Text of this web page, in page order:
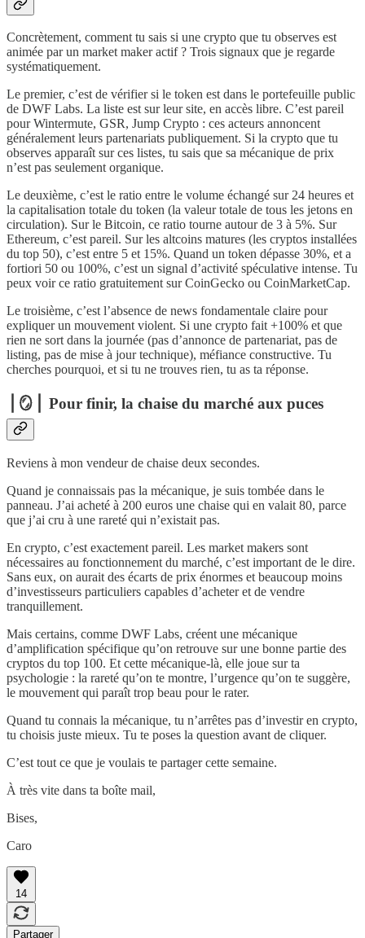
Concrètement, comment tu sais si une crypto que tu observes est
animée par un market maker actif ? Trois signaux que je regarde
systématiquement.
Le premier, c’est de vérifier si le token est dans le portefeuille public
de DWF Labs. La liste est sur leur site, en accès libre. C’est pareil
pour Wintermute, GSR, Jump Crypto : ces acteurs annoncent
généralement leurs partenariats publiquement. Si la crypto que tu
observes apparaît sur ces listes, tu sais que sa mécanique de prix
n’est pas seulement organique.
Le deuxième, c’est le ratio entre le volume échangé sur 24 heures et
la capitalisation totale du token (la valeur totale de tous les jetons en
circulation). Sur le Bitcoin, ce ratio tourne autour de 3 à 5%. Sur
Ethereum, c’est pareil. Sur les altcoins matures (les cryptos installées
du top 50), c’est entre 5 et 15%. Quand un token dépasse 30%, et a
fortiori 50 ou 100%, c’est un signal d’activité spéculative intense. Tu
peux voir ce ratio gratuitement sur CoinGecko ou CoinMarketCap.
Le troisième, c’est l’absence de news fondamentale claire pour
expliquer un mouvement violent. Si une crypto fait +100% et que
rien ne sort dans la journée (pas d’annonce de partenariat, pas de
listing, pas de mise à jour technique), méfiance constructive. Tu
cherches pourquoi, et si tu ne trouves rien, tu as ta réponse.
⎪🪞⎪ Pour finir, la chaise du marché aux puces
Reviens à mon vendeur de chaise deux secondes.
Quand je connaissais pas la mécanique, je suis tombée dans le
panneau. J’ai acheté à 200 euros une chaise qui en valait 80, parce
que j’ai cru à une rareté qui n’existait pas.
En crypto, c’est exactement pareil. Les market makers sont
nécessaires au fonctionnement du marché, c’est important de le dire.
Sans eux, on aurait des écarts de prix énormes et beaucoup moins
d’investisseurs particuliers capables d’acheter et de vendre
tranquillement.
Mais certains, comme DWF Labs, créent une mécanique
d’amplification spécifique qu’on retrouve sur une bonne partie des
cryptos du top 100. Et cette mécanique-là, elle joue sur ta
psychologie : la rareté qu’on te montre, l’urgence qu’on te suggère,
le mouvement qui paraît trop beau pour le rater.
Quand tu connais la mécanique, tu n’arrêtes pas d’investir en crypto,
tu choisis juste mieux. Tu te poses la question avant de cliquer.
C’est tout ce que je voulais te partager cette semaine.
À très vite dans ta boîte mail,
Bises,
Caro
14
Partager